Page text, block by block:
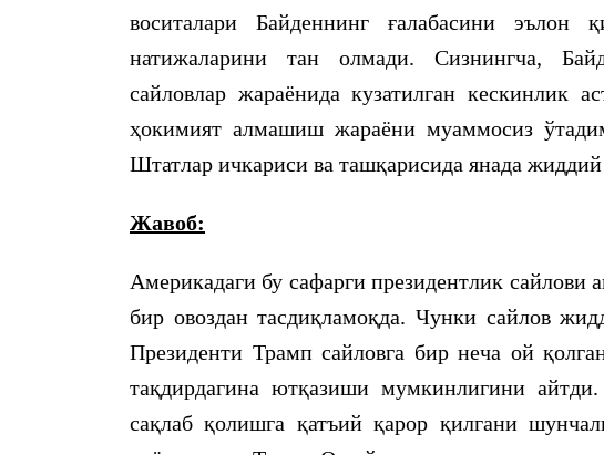
воситалари Байденнинг ғалабасини
натижаларини тан олмади. Сизнингча,
сайловлар жараёнида кузатилган кескинлик
ҳокимият алмашиш жараёни муаммосиз
Штатлар ичкариси ва ташқарисида янада
Жавоб:
Америкадаги бу сафарги президентлик сайлови
бир овоздан тасдиқламоқда. Чунки сайлов
Президенти Трамп сайловга бир неча ой
тақдирдагина ютқазиши мумкинлигини
сақлаб қолишга қатъий қарор қилгани